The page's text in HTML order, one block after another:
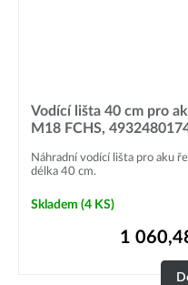
Vodící lišta 40 cm pro
M18 FCHS,
Náhradní vodící lišta pro aku
délka 40 cm.
Skladem (4 KS)
1